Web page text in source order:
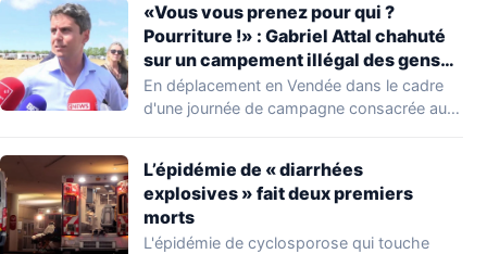
«Vous vous prenez pour qui ?
Pourriture !» : Gabriel Attal chahuté
sur un campement illégal des gens
du voyage
En déplacement en Vendée dans le cadre
d'une journée de campagne consacrée aux
L’épidémie de « diarrhées
explosives » fait deux premiers
morts
L'épidémie de cyclosporose qui touche